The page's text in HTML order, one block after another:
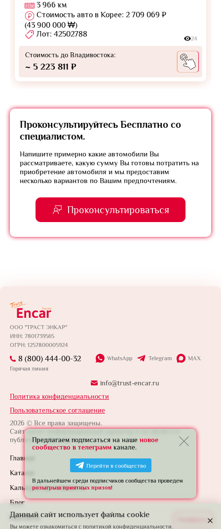
3 966 км
Стоимость авто в Корее: 2 709 069 ₽
(43 900 000 ₩)
Лот: 42502788
24
Стоимость до Владивостока:
~ 5 223 811 ₽
Проконсультируйтесь Бесплатно со
специалистом.
Напишите примерно какие автомобили Вы
рассматриваете, какую сумму Вы готовы потратить на
приобретение автомобиля и мы предоставим
несколько вариантов по Вашим предпочтениям.
Проконсультироваться
ООО "ТРАСТ ЭНКАР"
ИНН: 7801739565
ОГРН: 1257800005924
Политика конфиденциальности
Пользовательское соглашение
2026 © Все права защищены.
Сайт носит информационный характер и не является
публичной офертой.
Главная
Каталог
Калькулятор стоимости
Блог
Контакты
8 (800) 444-00-32
Горячая линия
WhatsApp Telegram MAX
info@trust-encar.ru
Данный сайт использует файлы cookie
Вы можете ознакомиться с политикой конфиденциальности.
Предлагаем подписаться на наше новое
сообщество в телеграмм канале.
Перейти в сообщество
В дальнейшем среди подписчиков сообщества проведем
розыгрыш приятных призов!
Развернуть